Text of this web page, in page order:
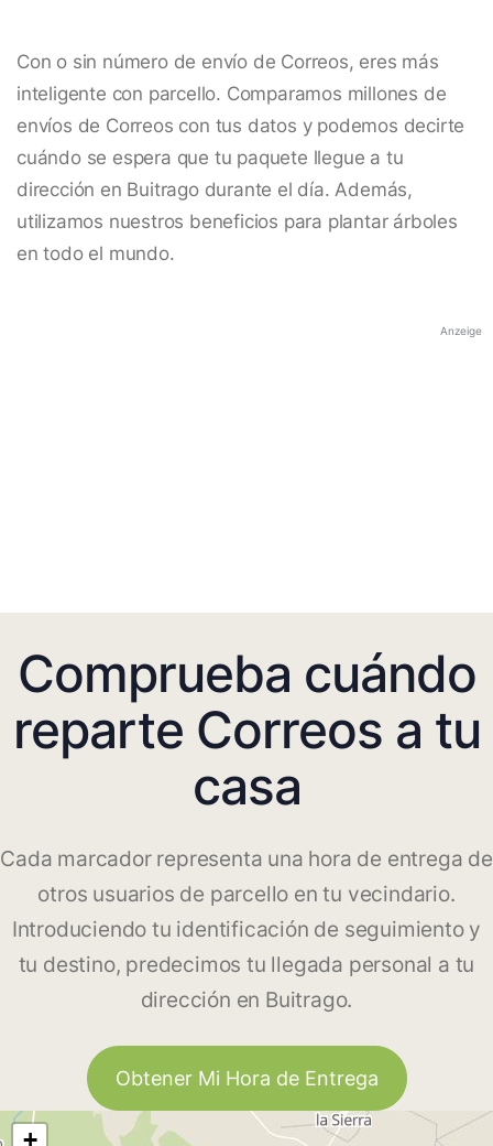
Con o sin número de envío de Correos, eres más
inteligente con parcello. Comparamos millones de
envíos de Correos con tus datos y podemos decirte
cuándo se espera que tu paquete llegue a tu
dirección en Buitrago durante el día. Además,
utilizamos nuestros beneficios para plantar árboles
en todo el mundo.
Anzeige
Comprueba cuándo
reparte Correos a tu
casa
Cada marcador representa una hora de entrega de
otros usuarios de parcello en tu vecindario.
Introduciendo tu identificación de seguimiento y
tu destino, predecimos tu llegada personal a tu
dirección en Buitrago.
Obtener Mi Hora de Entrega
+